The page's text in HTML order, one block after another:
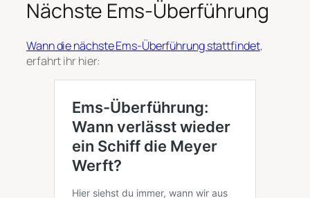
Nächste Ems-Überführung
Wann die nächste Ems-Überführung stattfindet,
erfahrt ihr hier: